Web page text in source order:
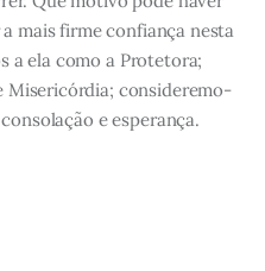
mais firme confiança nesta
a ela como a Protetora;
Misericórdia; consideremo-
e esperança.